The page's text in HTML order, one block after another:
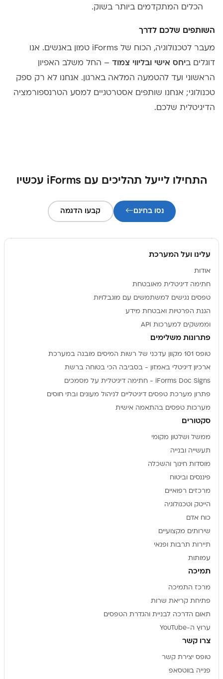
הכלים המתקדמים ביותר בשוק.
השותפים שלכם לדרך
מעבר לטכנולוגיה, הכוח של iForms טמון באנשים. אנו
דוגלים ביחס אישי ובליווי צמוד – החל משלב האפיון
הראשוני ועד להטמעה המלאה בארגון. אנחנו לא רק ספק
טכנולוגי; אנחנו שותפים אסטרטגיים למסע הטרנספורמציה
הדיגיטלית שלכם.
התחילו לייעל תהליכים עם iForms עכשיו
נסו בחינם קבעו הדגמה
עלינו ועל המערכת
אודות
חתימה דיגיטלית מאובטחת
טפסים נגישים למשתמשים עם מוגבלויות
הגנת הפרטיות ואבטחת מידע
וממשקים למערכות API
פתרונות משלימים
טופס 101 מקוון עדכני של רשות המיסים מובנה במערכת
ארכיון דיגיטלי באמזון - בסביבה הכי בטוחה ברשת
iForms Doc Signs - חתימה דיגיטלית על מסמכים
פתרון מערכת טפסים דיגיטליים לניהול מעונים ובתי חוסים
מערכות טפסים בהתאמה אישית
סקטורים
ממשל ושלטון מקומי
תעשייה ובנייה
מוסדות חינוך והשכלה
פיננסים וביטוח
מרכזים רפואיים
הייטק וטכנולוגיה
כוח אדם
שירותים מקצועיים
תיירות תרבות ופנאי
עמותות
תמיכה
מרכז התמיכה
פתיחת קריאת שרות
תאום הדרכה לבניית והגדרת הטפסים
ערוץ ה-YouTube
צרו קשר
טופס יצירת קשר
פנייה בווטסאפ